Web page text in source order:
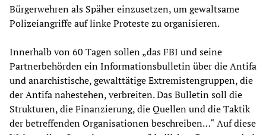
Bürgerwehren als Späher einzusetzen, um gewaltsame
Polizeiangriffe auf linke Proteste zu organisieren.
Innerhalb von 60 Tagen sollen „das FBI und seine
Partnerbehörden ein Informationsbulletin über die Antifa
und anarchistische, gewalttätige Extremistengruppen, die
der Antifa nahestehen, verbreiten. Das Bulletin soll die
Strukturen, die Finanzierung, die Quellen und die Taktik
der betreffenden Organisationen beschreiben…“ Auf diese